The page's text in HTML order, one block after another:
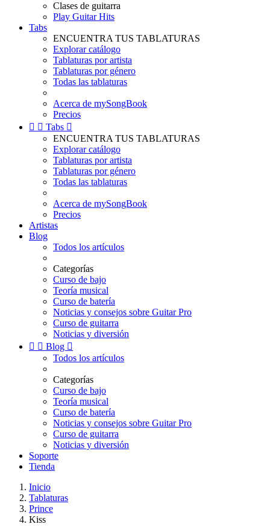
Clases de guitarra
Play Guitar Hits
Tabs
ENCUENTRA TUS TABLATURAS
Explorar catálogo
Tablaturas por artista
Tablaturas por género
Todas las tablaturas
Acerca de mySongBook
Precios
  Tabs 
ENCUENTRA TUS TABLATURAS
Explorar catálogo
Tablaturas por artista
Tablaturas por género
Todas las tablaturas
Acerca de mySongBook
Precios
Artistas
Blog
Todos los artículos
Categorías
Curso de bajo
Teoría musical
Curso de batería
Noticias y consejos sobre Guitar Pro
Curso de guitarra
Noticias y diversión
  Blog 
Todos los artículos
Categorías
Curso de bajo
Teoría musical
Curso de batería
Noticias y consejos sobre Guitar Pro
Curso de guitarra
Noticias y diversión
Soporte
Tienda
Inicio
Tablaturas
Prince
Kiss